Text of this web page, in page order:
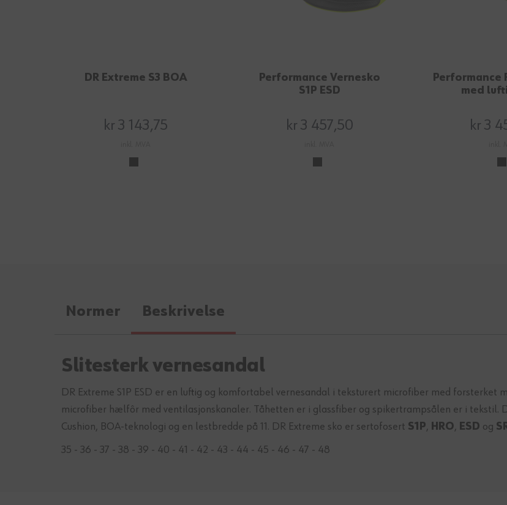
DR Extreme S3 BOA
kr 3 143,75
Performance Vernesko
S1P ESD
kr 3 457,50
Performance
med
kr 3
Normer Beskrivelse
Slitesterk vernesandal
DR Extreme S1P ESD er en luftig og komfortabel vernesandal i teksturert microfiber med forsterket
microfiber hælfôr med ventilasjonskanaler. Tåhetten er i glassfiber og spikertrampsålen er i tekstil.
Cushion, BOA-teknologi og en lestbredde på 11. DR Extreme sko er sertofosert S1P HRO ESD og
35 - 36 - 37 - 38 - 39 - 40 - 41 - 42 - 43 - 44 - 45 - 46 - 47 - 48